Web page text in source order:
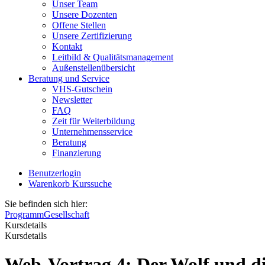
Unser Team
Unsere Dozenten
Offene Stellen
Unsere Zertifizierung
Kontakt
Leitbild & Qualitätsmanagement
Außenstellenübersicht
Beratung und Service
VHS-Gutschein
Newsletter
FAQ
Zeit für Weiterbildung
Unternehmensservice
Beratung
Finanzierung
Benutzerlogin
Warenkorb Kurssuche
Sie befinden sich hier:
ProgrammGesellschaft
Kursdetails
Kursdetails